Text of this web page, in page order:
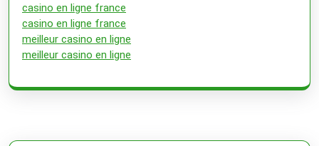
casino en ligne france
casino en ligne france
meilleur casino en ligne
meilleur casino en ligne